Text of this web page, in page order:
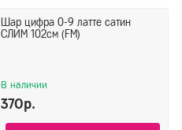
Шар цифра 0-9 латте сатин
СЛИМ 102см (FM)
В наличии
370р.